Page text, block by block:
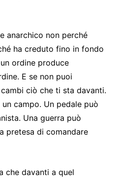
anarchico non perché
ha creduto fino in fondo
ordine produce
E se non puoi
ciò che ti sta davanti.
campo. Un pedale può
Una guerra può
pretesa di comandare
che davanti a quel